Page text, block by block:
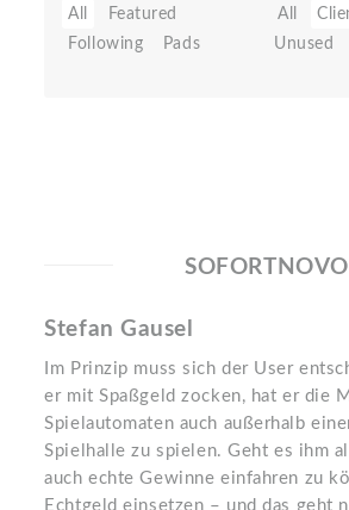
All
Featured
Following
Pads
All
Unused
SOFORTNOVO
Stefan Gausel
Im Prinzip muss sich der User
er mit Spaßgeld zocken, hat er die
Spielautomaten auch außerhalb
Spielhalle zu spielen. Geht es ihm
auch echte Gewinne einfahren zu
Echtgeld einsetzen – und das geht